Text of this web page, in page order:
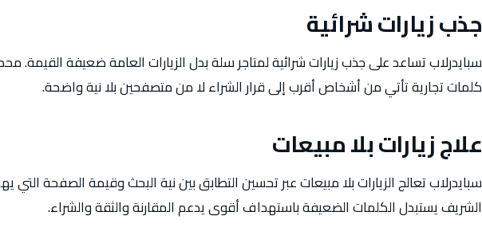
جذب زيارات شرائية
سبايدرلاب تساعد على جذب زيارات شرائية لمتاجر سلة بدل الزيارات العامة ضعيفة
كلمات تجارية تأتي من أشخاص أقرب إلى قرار الشراء لا من متصفحين بلا نية واضحة.
علاج زيارات بلا مبيعات
سبايدرلاب تعالج الزيارات بلا مبيعات عبر تحسين التطابق بين نية البحث وقيمة الصفحة التي
الشريف يستبدل الكلمات الضعيفة باستهداف أقوى يدعم المقارنة والثقة والشراء.